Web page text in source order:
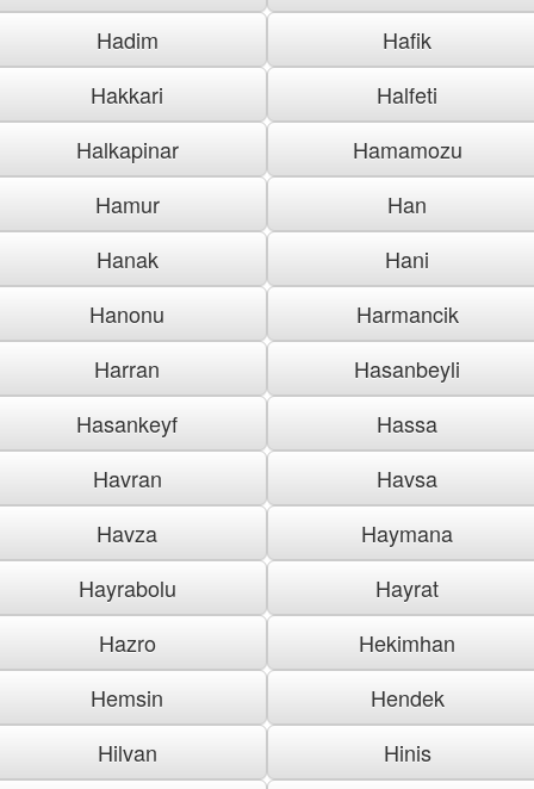
Hadim
Hafik
Hakkari
Halfeti
Halkapinar
Hamamozu
Hamur
Han
Hanak
Hani
Hanonu
Harmancik
Harran
Hasanbeyli
Hasankeyf
Hassa
Havran
Havsa
Havza
Haymana
Hayrabolu
Hayrat
Hazro
Hekimhan
Hemsin
Hendek
Hilvan
Hinis